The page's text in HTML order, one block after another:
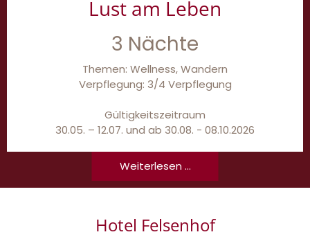
Lust am Leben
3 Nächte
Themen: Wellness, Wandern
Verpflegung: 3/4 Verpflegung
Gültigkeitszeitraum
30.05. – 12.07. und ab 30.08. - 08.10.2026
Weiterlesen ...
Hotel Felsenhof